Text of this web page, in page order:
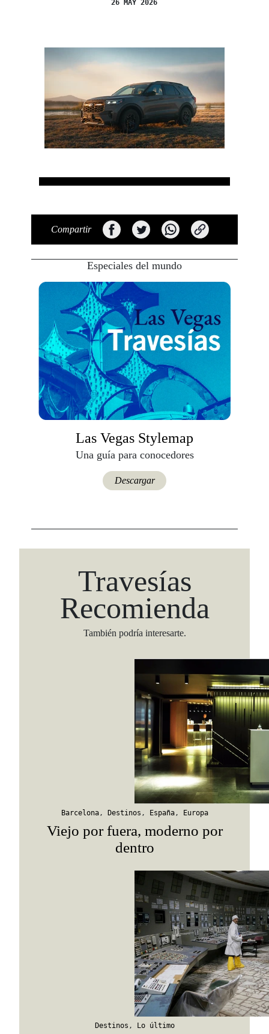
26 MAY 2026
Compartir
Especiales del mundo
Las Vegas Stylemap
Una guía para conocedores
Descargar
Travesías
Recomienda
También podría interesarte.
Barcelona, Destinos , España, Europa
Viejo por fuera, moderno por
dentro
Destinos , Lo último
Viaja con Travesías, recibe cada semana
itinerarios, tips de insider y las guías más